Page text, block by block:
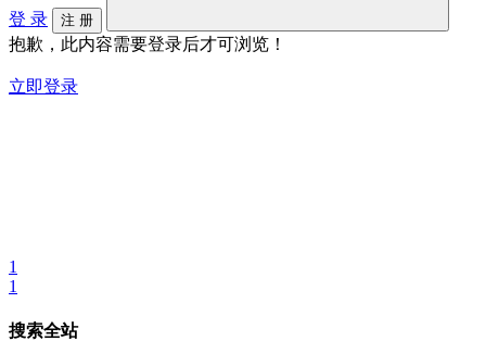
登 录 注 册
抱歉，此内容需要登录后才可浏览！
立即登录
1
1
搜索全站